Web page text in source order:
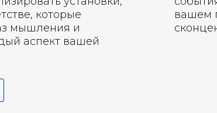
которые
мышления и
аспект вашей
вашем